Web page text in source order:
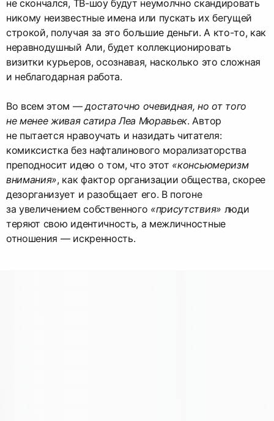
не скончался, ТВ-шоу будут неумолчно скандировать
никому неизвестные имена или пускать их бегущей
строкой, получая за это большие деньги. А кто-то, как
неравнодушный Али, будет коллекционировать
визитки курьеров, осознавая, насколько это сложная
и неблагодарная работа.
Во всем этом —достаточно очевидная, но от того
не менее живая сатира Леа Мюравьек. Автор
не пытается нравоучать и назидать читателя:
комиксистка без нафталинового морализаторства
преподносит идею о том, что этот «консьюмеризм
внимания», как фактор организации общества, скорее
дезорганизует и разобщает его. В погоне
за увеличением собственного «присутствия» люди
теряют свою идентичность, а межличностные
отношения — искренность.